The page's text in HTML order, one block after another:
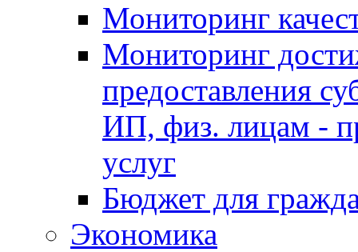
Мониторинг
Мониторинг
предоставления
ИП, физ. лицам -
услуг
Бюджет для
Экономика